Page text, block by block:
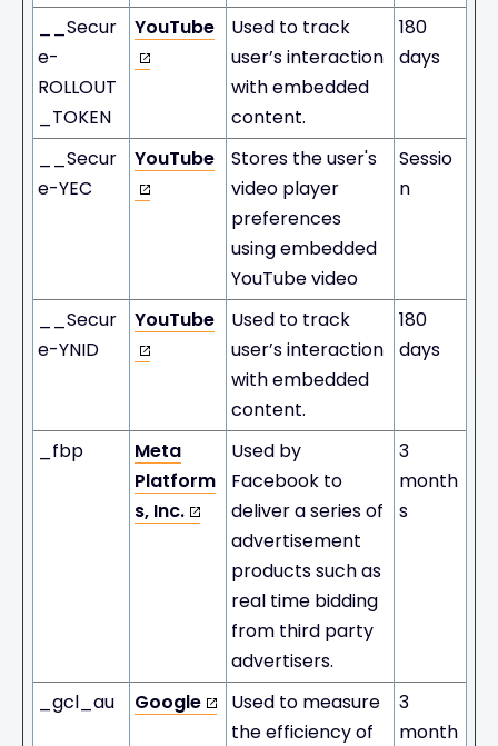
__Secur
e-
ROLLOUT
_TOKEN
YouTube
Used to track
user’s interaction
with embedded
content.
180
days
__Secur
e-YEC
YouTube
Stores the user's
video player
preferences
using embedded
YouTube video
Sessio
n
__Secur
e-YNID
YouTube
Used to track
user’s interaction
with embedded
content.
180
days
_fbp
Meta
Platform
s, Inc.
Used by
Facebook to
deliver a series of
advertisement
products such as
real time bidding
from third party
advertisers.
3
month
s
_gcl_au Google
Used to measure
the efficiency of
3
month